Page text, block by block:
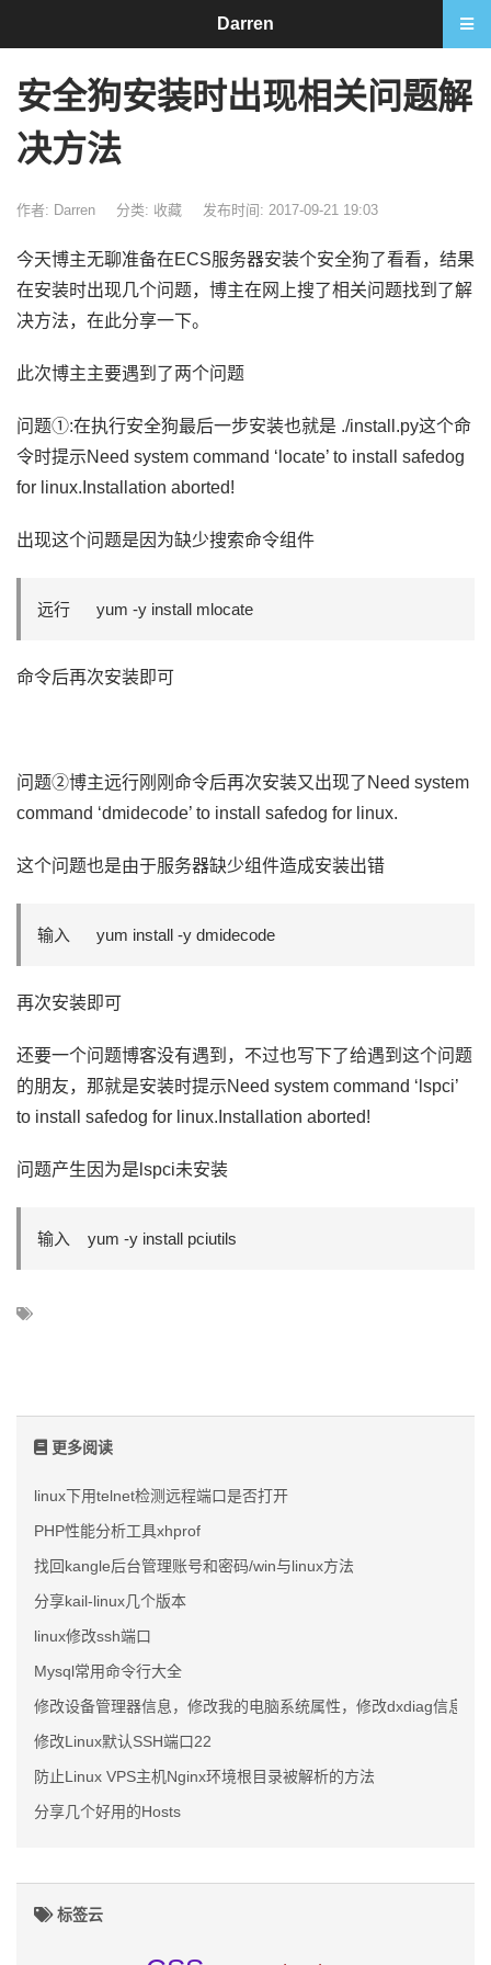
安全狗安装时出现相关问题解
决方法
作者: Darren 分类: 收藏 发布时间: 2017-09-21 19:03
今天博主无聊准备在ECS服务器安装个安全狗了看看，结果
在安装时出现几个问题，博主在网上搜了相关问题找到了解
决方法，在此分享一下。
此次博主主要遇到了两个问题
问题①:在执行安全狗最后一步安装也就是 ./install.py这个命
令时提示Need system command ‘locate’ to install safedog
for linux.Installation aborted!
出现这个问题是因为缺少搜索命令组件
远行 yum -y install mlocate
命令后再次安装即可
问题②博主远行刚刚命令后再次安装又出现了Need system
command ‘dmidecode’ to install safedog for linux.
这个问题也是由于服务器缺少组件造成安装出错
输入 yum install -y dmidecode
再次安装即可
还要一个问题博客没有遇到，不过也写下了给遇到这个问题
的朋友，那就是安装时提示Need system command ‘lspci’
to install safedog for linux.Installation aborted!
问题产生因为是lspci未安装
输入 yum -y install pciutils
更多阅读
linux下用telnet检测远程端口是否打开
PHP性能分析工具xhprof
找回kangle后台管理账号和密码/win与linux方法
分享kail-linux几个版本
linux修改ssh端口
Mysql常用命令行大全
修改设备管理器信息，修改我的电脑系统属性，修改dxdiag信息
修改Linux默认SSH端口22
防止Linux VPS主机Nginx环境根目录被解析的方法
分享几个好用的Hosts
标签云
Darren